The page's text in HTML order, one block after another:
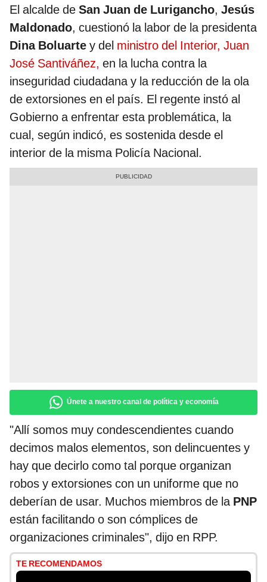
El alcalde de San Juan de Lurigancho, Jesús
Maldonado, cuestionó la labor de la presidenta
Dina Boluarte y del ministro del Interior, Juan
José Santiváñez, en la lucha contra la
inseguridad ciudadana y la reducción de la ola
de extorsiones en el país. El regente instó al
Gobierno a enfrentar esta problemática, la
cual, según indicó, es sostenida desde el
interior de la misma Policía Nacional.
Únete a nuestro canal de política y economía
"Allí somos muy condescendientes cuando
decimos malos elementos, son delincuentes y
hay que decirlo como tal porque organizan
robos y extorsiones con un uniforme que no
deberían de usar. Muchos miembros de la PNP
están facilitando o son cómplices de
organizaciones criminales", dijo en RPP.
TE RECOMENDAMOS